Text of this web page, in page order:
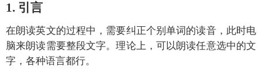
1. 引言
在朗读英文的过程中，需要纠正个别单词的读音，此时电
脑来朗读需要整段文字。理论上，可以朗读任意选中的文
字，各种语言都行。